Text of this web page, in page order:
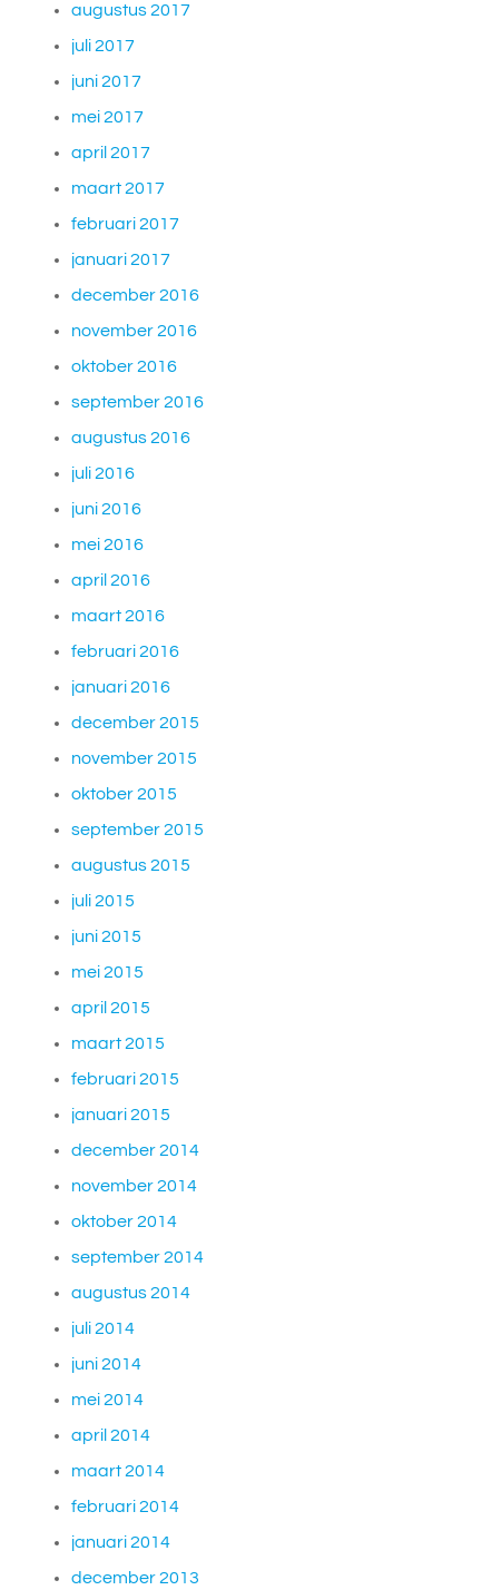
augustus 2017
juli 2017
juni 2017
mei 2017
april 2017
maart 2017
februari 2017
januari 2017
december 2016
november 2016
oktober 2016
september 2016
augustus 2016
juli 2016
juni 2016
mei 2016
april 2016
maart 2016
februari 2016
januari 2016
december 2015
november 2015
oktober 2015
september 2015
augustus 2015
juli 2015
juni 2015
mei 2015
april 2015
maart 2015
februari 2015
januari 2015
december 2014
november 2014
oktober 2014
september 2014
augustus 2014
juli 2014
juni 2014
mei 2014
april 2014
maart 2014
februari 2014
januari 2014
december 2013